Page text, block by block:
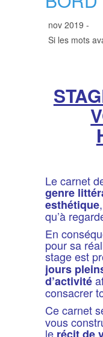
nov 2019 -
Si les mots
Le carnet
genre
esthétique
qu’à
En
pour sa
stage est
jours
d’activité
consacrer
Ce carnet
vous
le récit de